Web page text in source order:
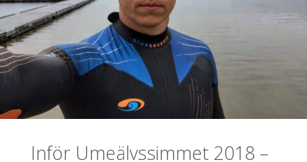
Inför Umeälvssimmet 2018 –